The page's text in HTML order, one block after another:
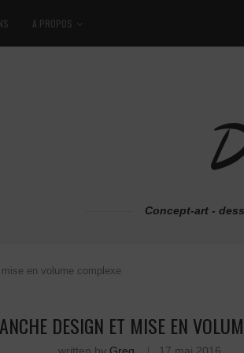
A PROPOS
Concept-art -
en volume complexe
DESIGN ET MISE EN